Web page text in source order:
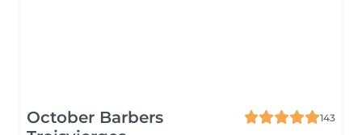
October Barbers
143